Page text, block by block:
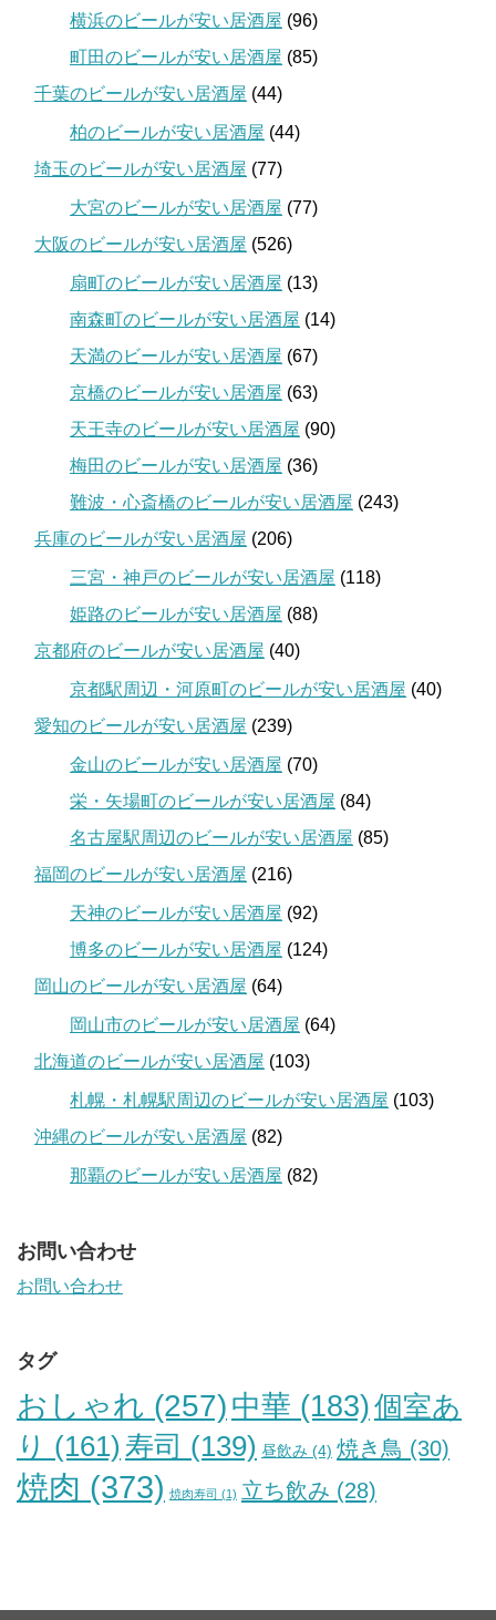
横浜のビールが安い居酒屋 (96)
町田のビールが安い居酒屋 (85)
千葉のビールが安い居酒屋 (44)
柏のビールが安い居酒屋 (44)
埼玉のビールが安い居酒屋 (77)
大宮のビールが安い居酒屋 (77)
大阪のビールが安い居酒屋 (526)
扇町のビールが安い居酒屋 (13)
南森町のビールが安い居酒屋 (14)
天満のビールが安い居酒屋 (67)
京橋のビールが安い居酒屋 (63)
天王寺のビールが安い居酒屋 (90)
梅田のビールが安い居酒屋 (36)
難波・心斎橋のビールが安い居酒屋 (243)
兵庫のビールが安い居酒屋 (206)
三宮・神戸のビールが安い居酒屋 (118)
姫路のビールが安い居酒屋 (88)
京都府のビールが安い居酒屋 (40)
京都駅周辺・河原町のビールが安い居酒屋 (40)
愛知のビールが安い居酒屋 (239)
金山のビールが安い居酒屋 (70)
栄・矢場町のビールが安い居酒屋 (84)
名古屋駅周辺のビールが安い居酒屋 (85)
福岡のビールが安い居酒屋 (216)
天神のビールが安い居酒屋 (92)
博多のビールが安い居酒屋 (124)
岡山のビールが安い居酒屋 (64)
岡山市のビールが安い居酒屋 (64)
北海道のビールが安い居酒屋 (103)
札幌・札幌駅周辺のビールが安い居酒屋 (103)
沖縄のビールが安い居酒屋 (82)
那覇のビールが安い居酒屋 (82)
お問い合わせ
お問い合わせ
タグ
おしゃれ (257) 中華 (183)個室あ
り (161) 寿司 (139) 昼飲み (4) 焼き鳥 (30)
焼肉 (373) 焼肉寿司 (1) 立ち飲み (28)